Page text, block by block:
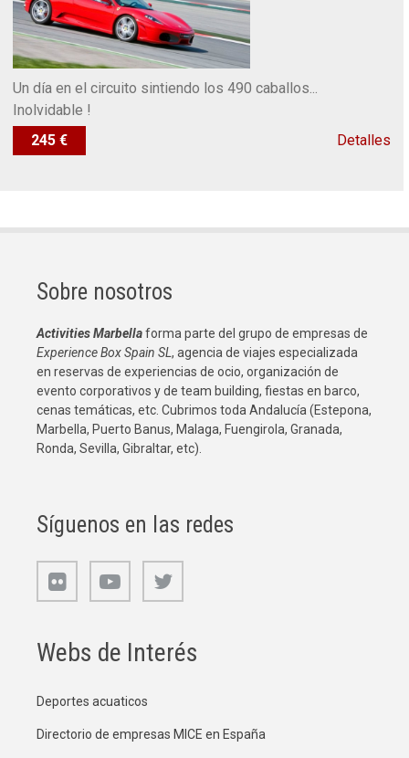
Un día en el circuito sintiendo los 490 caballos...
Inolvidable !
245 €
Detalles
Sobre nosotros
Activities Marbellaforma parte del grupo de empresas de
Experience Box Spain SL, agencia de viajes especializada
en reservas de experiencias de ocio, organización de
evento corporativos y de team building, fiestas en barco,
cenas temáticas, etc. Cubrimos toda Andalucía (Estepona,
Marbella, Puerto Banus, Malaga, Fuengirola, Granada,
Ronda, Sevilla, Gibraltar, etc).
Síguenos en las redes
Webs de Interés
Deportes acuaticos
Directorio de empresas MICE en España